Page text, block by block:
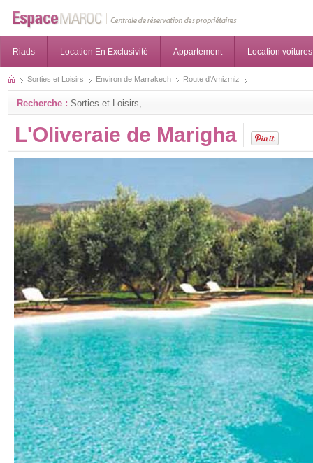
Riads Location En Exclusivité Appartement Location voitures
Sorties et Loisirs Environ de Marrakech Route d'Amizmiz
Recherche : Sorties et Loisirs,
L'Oliveraie de Marigha